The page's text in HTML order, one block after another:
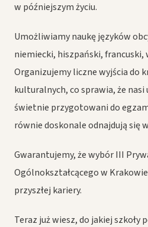
w późniejszym życiu.
Umożliwiamy naukę języków
niemiecki, hiszpański, francuski,
Organizujemy liczne wyjścia do
kulturalnych, co sprawia, że
świetnie przygotowani do
równie doskonale odnajdują się
Gwarantujemy, że wybór III
Ogólnokształcącego w
przyszłej kariery.
Teraz już wiesz, do jakiej szkoły